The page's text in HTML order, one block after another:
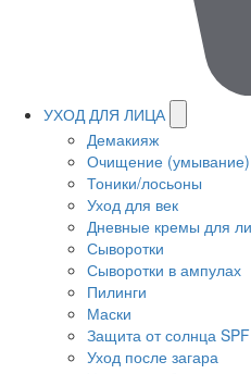
УХОД ДЛЯ ЛИЦА
Демакияж
Очищение (умывание)
Тоники/лосьоны
Уход для век
Дневные кремы для
Сыворотки
Сыворотки в ампулах
Пилинги
Маски
Защита от солнца SPF
Уход после загара